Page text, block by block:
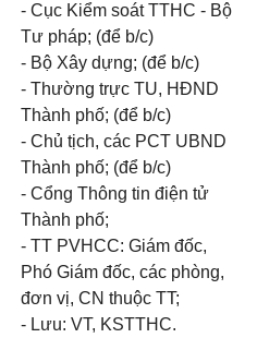
- Cục Kiểm soát TTHC - Bộ
Tư pháp; (để b/c)
- Bộ Xây dựng; (để b/c)
- Thường trực TU, HĐND
Thành phố; (để b/c)
- Chủ tịch, các PCT UBND
Thành phố; (để b/c)
- Cổng Thông tin điện tử
Thành phố;
- TT PVHCC: Giám đốc,
Phó Giám đốc, các phòng,
đơn vị, CN thuộc TT;
- Lưu: VT, KSTTHC.